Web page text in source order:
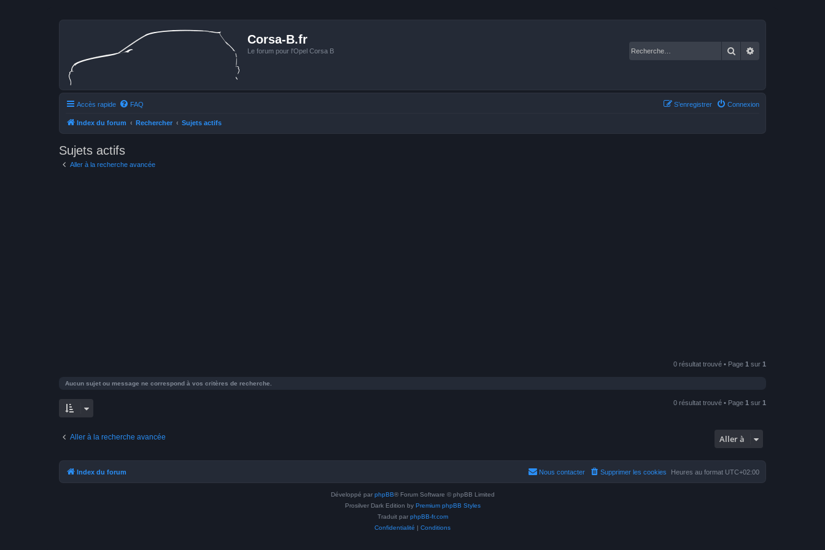
Corsa-B.fr
Le forum pour l'Opel Corsa B Rechercher
Accès rapide FAQ Connexion
S’enregistrer
Index du forum Rechercher Sujets actifs
Sujets actifs
Aller à la recherche avancée
0 résultat trouvé • Page 1 sur 1
Aucun sujet ou message ne correspond à vos critères de recherche.
0 résultat trouvé • Page 1 sur 1
Aller à la recherche avancée Aller à
Index du forum Heures au format UTC+02:00
Supprimer les cookies
Nous contacter
Développé par phpBB® Forum Software © phpBB Limited
Prosilver Dark Edition by Premium phpBB Styles
Traduit par phpBB-fr.com
Confidentialité | Conditions